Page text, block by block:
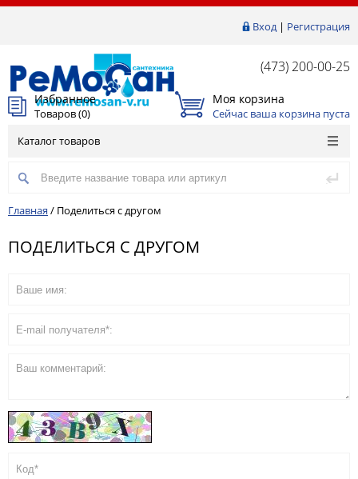
Вход| Регистрация
(473) 200-00-25
Избранное
Товаров (0)
Моя корзина
Сейчас ваша корзина пуста
Каталог товаров
Главная / Поделиться с другом
ПОДЕЛИТЬСЯ С ДРУГОМ